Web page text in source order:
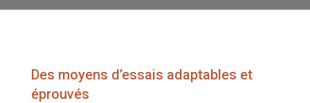
Des moyens d’essais adaptables et
éprouvés